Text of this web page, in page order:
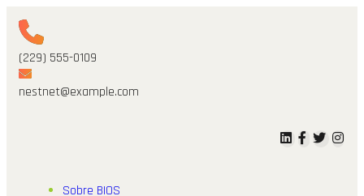
(229) 555-0109
nestnet@example.com
Sobre BIOS